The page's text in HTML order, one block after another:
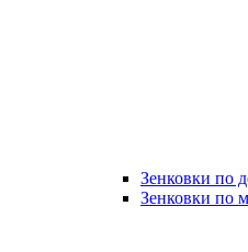
Зенковки по
Зенковки по